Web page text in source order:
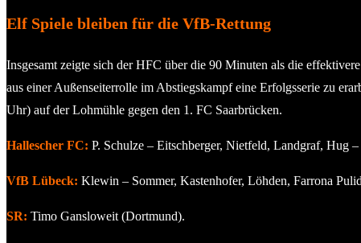
Elf Spiele bleiben für die VfB-Rettung
Insgesamt zeigte sich der HFC über die 90 Minuten als die
aus einer Außenseiterrolle im Abstiegskampf eine Erfolgsserie zu
Uhr) auf der Lohmühle gegen den 1. FC Saarbrücken.
Hallescher FC: P. Schulze – Eitschberger, Nietfeld, Landgraf,
VfB Lübeck: Klewin – Sommer, Kastenhofer, Löhden, Farrona
SR: Timo Gansloweit (Dortmund).